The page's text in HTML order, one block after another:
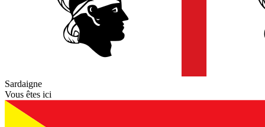
Sardaigne
Vous êtes ici